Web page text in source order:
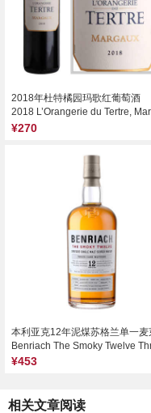
2018年杜特橘园玛歌红葡萄酒
¥270
¥453
相关文章阅读